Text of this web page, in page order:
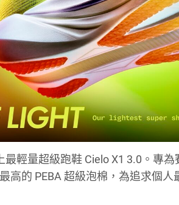
最輕量超級跑鞋 Cielo X1 3.0。專
高的 PEBA 超級泡棉，為追求個